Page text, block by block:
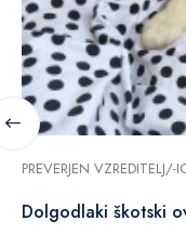
PREVERJEN VZREDITELJ/-
Dolgodlaki škotski